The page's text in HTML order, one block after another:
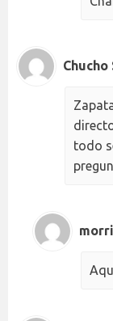
Chucho
todo